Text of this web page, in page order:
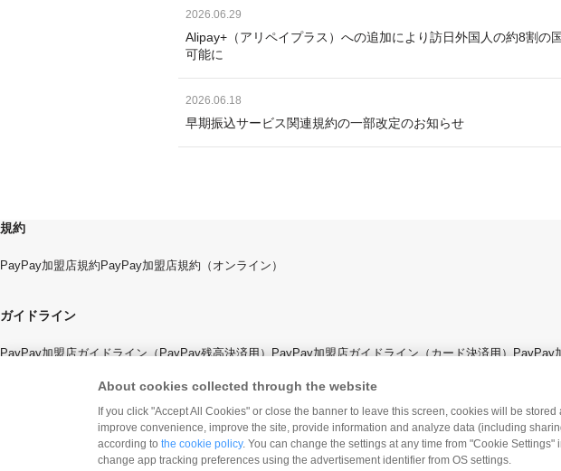
2026.06.29
Alipay+（アリペイプラス）への追加により訪日外国人の約8割の
可能に
2026.06.18
早期振込サービス関連規約の一部改定のお知らせ
規約
PayPay加盟店規約 PayPay加盟店規約（オンライン）
ガイドライン
PayPay加盟店ガイドライン（PayPay残高決済用） PayPay加盟店ガイドライン（カード決済用） PayPay
About cookies collected through the website
If you click "Accept All Cookies" or close the banner to leave this screen, cookies will be
improve convenience, improve the site, provide information and analyze data (including
according to the cookie policy. You can change the settings at any time from "Cookie Settings"
change app tracking preferences using the advertisement identifier from OS settings.